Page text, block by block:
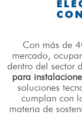
Con más de
mercado,
dentro del sector
para
soluciones
cumplan con
materia de